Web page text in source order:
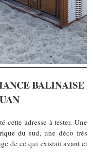
BALINAISE
cette adresse à tester. Une
du sud, une déco très
de ce qui existait avant et